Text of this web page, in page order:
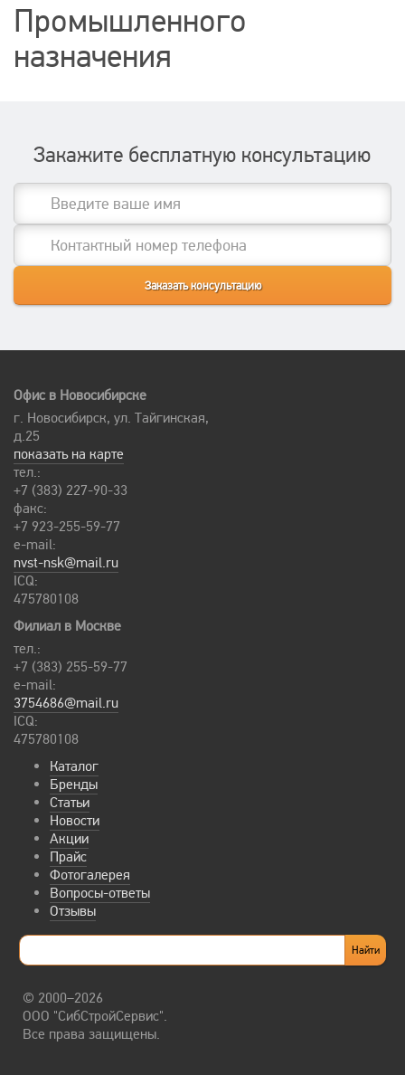
Промышленного
назначения
Закажите бесплатную консультацию
Офис в Новосибирске
г. Новосибирск, ул. Тайгинская,
д.25
показать на карте
тел.:
+7 (383) 227-90-33
факс:
+7 923-255-59-77
e-mail:
nvst-nsk@mail.ru
ICQ:
475780108
Филиал в Москве
тел.:
+7 (383) 255-59-77
e-mail:
3754686@mail.ru
ICQ:
475780108
Каталог
Бренды
Статьи
Новости
Акции
Прайс
Фотогалерея
Вопросы-ответы
Отзывы
© 2000–2026
ООО "СибСтройСервис".
Все права защищены.